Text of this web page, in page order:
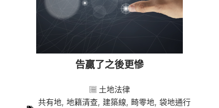
告贏了之後更慘
土地法律
共有地, 地籍清查, 建築線, 畸零地, 袋地通行